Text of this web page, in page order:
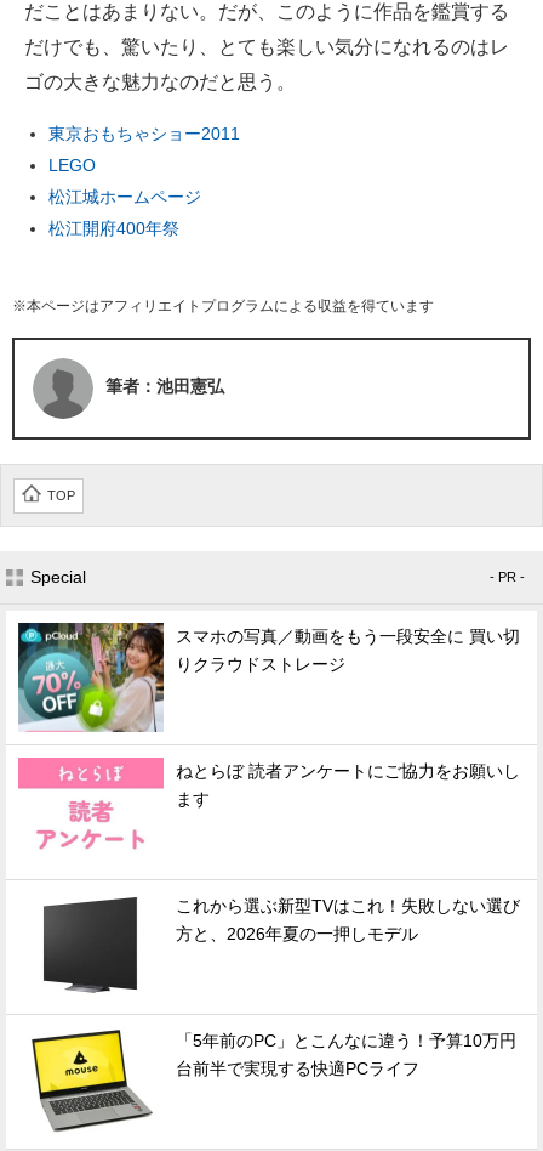
だことはあまりない。だが、このように作品を鑑賞する
だけでも、驚いたり、とても楽しい気分になれるのはレ
ゴの大きな魅力なのだと思う。
東京おもちゃショー2011
LEGO
松江城ホームページ
松江開府400年祭
※本ページはアフィリエイトプログラムによる収益を得ています
筆者：池田憲弘
TOP
Special - PR -
スマホの写真／動画をもう一段安全に 買い切
りクラウドストレージ
ねとらぼ 読者アンケートにご協力をお願いし
ます
これから選ぶ新型TVはこれ！失敗しない選び
方と、2026年夏の一押しモデル
「5年前のPC」とこんなに違う！予算10万円
台前半で実現する快適PCライフ